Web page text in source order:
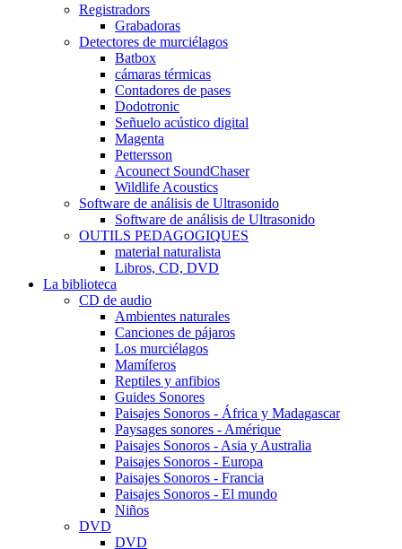
Registradors
Grabadoras
Detectores de murciélagos
Batbox
cámaras térmicas
Contadores de pases
Dodotronic
Señuelo acústico digital
Magenta
Pettersson
Acounect SoundChaser
Wildlife Acoustics
Software de análisis de Ultrasonido
Software de análisis de Ultrasonido
OUTILS PEDAGOGIQUES
material naturalista
Libros, CD, DVD
La biblioteca
CD de audio
Ambientes naturales
Canciones de pájaros
Los murciélagos
Mamíferos
Reptiles y anfibios
Guides Sonores
Paisajes Sonoros - África y Madagascar
Paysages sonores - Amérique
Paisajes Sonoros - Asia y Australia
Paisajes Sonoros - Europa
Paisajes Sonoros - Francia
Paisajes Sonoros - El mundo
Niños
DVD
DVD